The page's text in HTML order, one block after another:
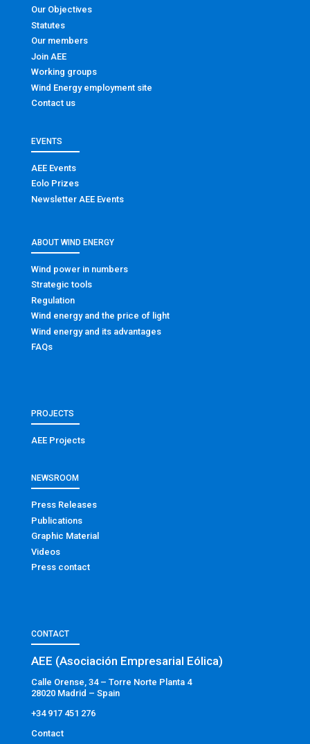
Our Objectives
Statutes
Our members
Join AEE
Working groups
Wind Energy employment site
Contact us
EVENTS
AEE Events
Eolo Prizes
Newsletter AEE Events
ABOUT WIND ENERGY
Wind power in numbers
Strategic tools
Regulation
Wind energy and the price of light
Wind energy and its advantages
FAQs
PROJECTS
AEE Projects
NEWSROOM
Press Releases
Publications
Graphic Material
Videos
Press contact
CONTACT
AEE (Asociación Empresarial Eólica)
Calle Orense, 34 – Torre Norte Planta 4
28020 Madrid – Spain
+34 917 451 276
Contact